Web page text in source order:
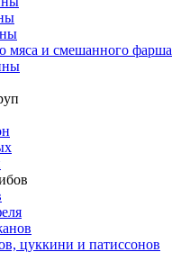
мяса и смешанного фарша
цуккини и патиссонов